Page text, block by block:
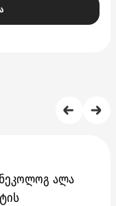
ალა